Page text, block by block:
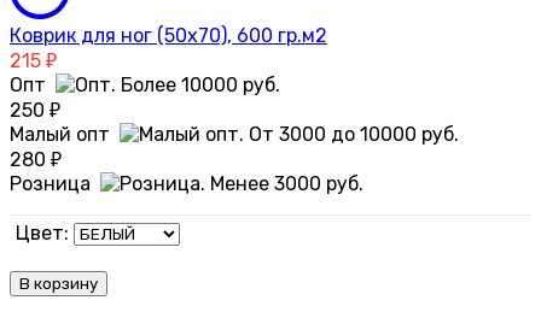
Коврик для ног (50х70), 600 гр.м2
215 ₽
Опт
250 ₽
Малый опт
280 ₽
Розница
Цвет:
В корзину